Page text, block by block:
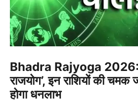
Bhadra Rajyoga 2026:
राजयोग’, इन राशियों की चमक
होगा धनलाभ